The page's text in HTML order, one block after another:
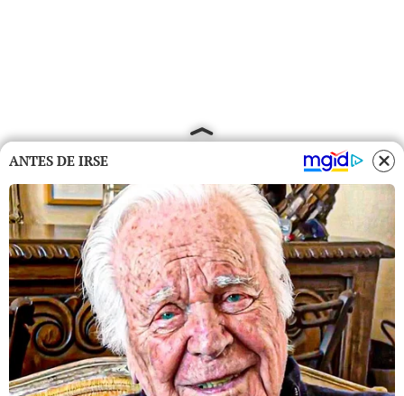
ANTES DE IRSE